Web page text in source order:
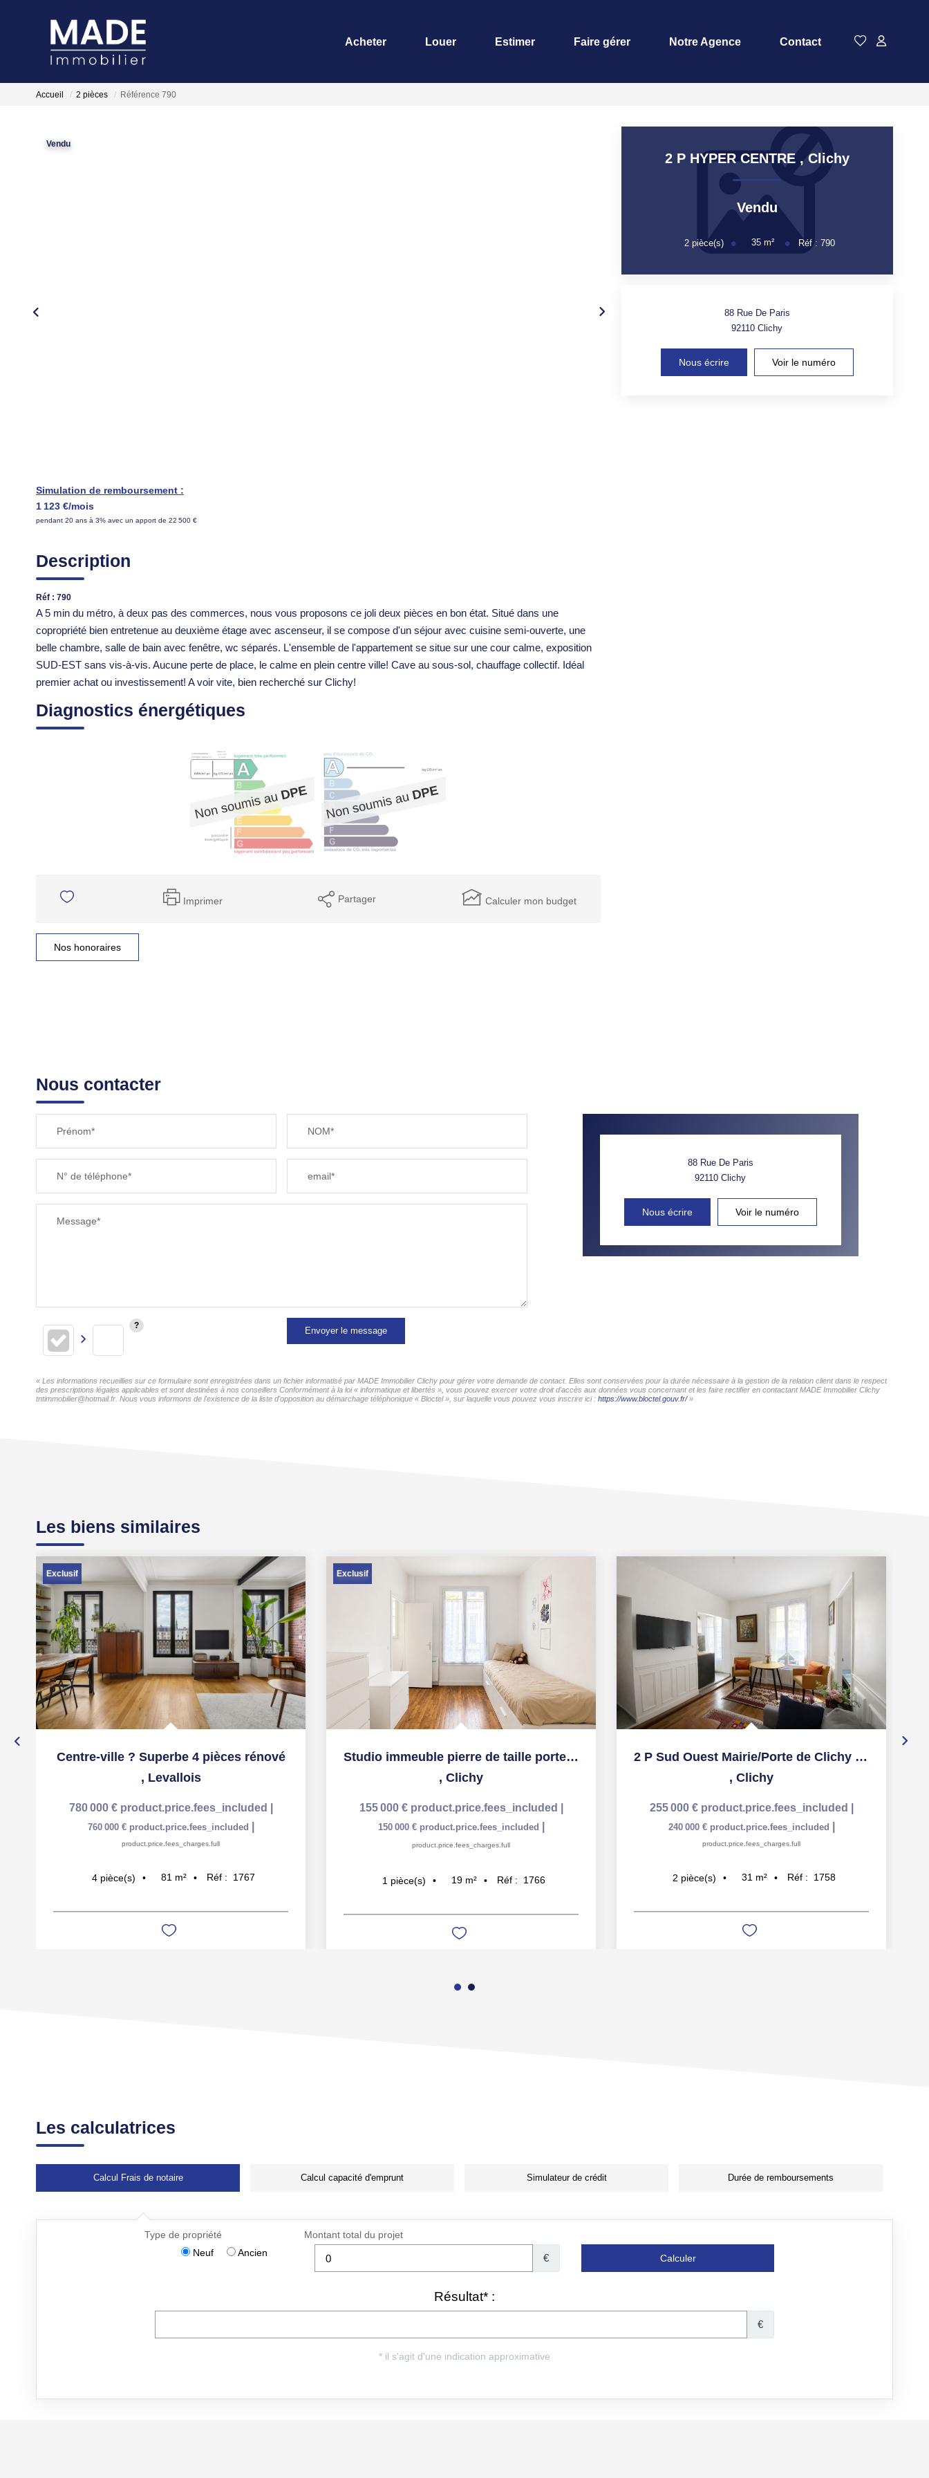
Acheter Louer Estimer Faire gérer Notre Agence Contact
Accueil 2 pièces Référence 790
Vendu
Simulation de remboursement :
1 123 €/mois
pendant 20 ans à 3% avec un apport de 22 500 €
Description
Réf : 790
A 5 min du métro, à deux pas des commerces, nous vous proposons ce joli deux pièces en bon état. Situé dans une
copropriété bien entretenue au deuxième étage avec ascenseur, il se compose d'un séjour avec cuisine semi-ouverte, une
belle chambre, salle de bain avec fenêtre, wc séparés. L'ensemble de l'appartement se situe sur une cour calme, exposition
SUD-EST sans vis-à-vis. Aucune perte de place, le calme en plein centre ville! Cave au sous-sol, chauffage collectif. Idéal
premier achat ou investissement! A voir vite, bien recherché sur Clichy!
Diagnostics énergétiques
Imprimer Partager Calculer mon budget
Nos honoraires
2 P HYPER CENTRE ,Clichy
Vendu
2pièce(s) 35m² Réf :790
88 Rue De Paris
92110Clichy
Nous écrire Voir le numéro
Nous contacter
Prénom* NOM*
N° de téléphone* email*
Message*
Envoyer le message
88 Rue De Paris
92110Clichy
Nous écrire Voir le numéro
« Les informations recueillies sur ce formulaire sont enregistrées dans un fichier informatisé par MADE Immobilier Clichy pour gérer votre demande de contact. Elles sont conservées pour la durée nécessaire à la gestion de la relation client dans le respect
des prescriptions légales applicables et sont destinées à nos conseillers Conformément à la loi « informatique et libertés », vous pouvez exercer votre droit d'accès aux données vous concernant et les faire rectifier en contactant MADE Immobilier Clichy
tntimmobilier@hotmail.fr. Nous vous informons de l'existence de la liste d'opposition au démarchage téléphonique « Bloctel », sur laquelle vous pouvez vous inscrire ici : https://www.bloctel.gouv.fr/»
Les biens similaires
Exclusif
Centre-ville ? Superbe 4 pièces rénové
, Levallois
780 000 € product.price.fees_included
760 000 € product.price.fees_included
product.price.fees_charges.full
4 pièce(s) 81 m² Réf : 1767
Exclusif
Studio immeuble pierre de taille porte de Clichy!
, Clichy
155 000 € product.price.fees_included
150 000 € product.price.fees_included
product.price.fees_charges.full
1 pièce(s) 19 m² Réf : 1766
2 P Sud Ouest Mairie/Porte de Clichy parfait état
, Clichy
255 000 € product.price.fees_included
240 000 € product.price.fees_included
product.price.fees_charges.full
2 pièce(s) 31 m² Réf : 1758
Les calculatrices
Calcul Frais de notaire Calcul capacité d'emprunt Simulateur de crédit Durée de remboursements